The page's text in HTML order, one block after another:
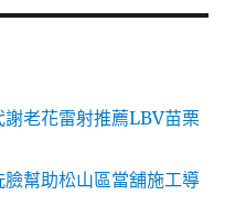
老花雷射推薦LBV苗栗
幫助松山區當舖施工導